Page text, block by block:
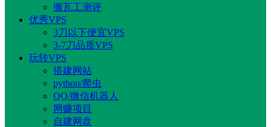
搬瓦工测评
优秀VPS
3刀以下便宜VPS
3-7刀品质VPS
玩转VPS
搭建网站
python/爬虫
QQ/微信机器人
网赚项目
自建网盘